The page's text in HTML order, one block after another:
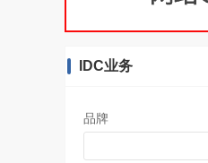
IDC业务
品牌